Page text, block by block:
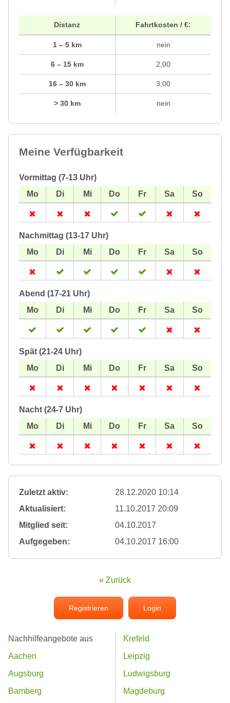
Distanz
1 – 5 km
6 – 15 km
16 – 30 km
> 30 km
Fahrtkosten / €:
nein
2,00
3,00
nein
Meine Verfügbarkeit
Vormittag (7-13 Uhr)
Nachmittag (13-17 Uhr)
Abend (17-21 Uhr)
Spät (21-24 Uhr)
Nacht (24-7 Uhr)
Zuletzt aktiv:
28.12.2020 10:14
Aktualisiert:
11.10.2017 20:09
Mitglied seit:
04.10.2017
Aufgegeben:
04.10.2017 16:00
« Zurück
Registrieren Login
Nachhilfeangebote aus
Aachen
Augsburg
Bamberg
Krefeld
Leipzig
Ludwigsburg
Magdeburg